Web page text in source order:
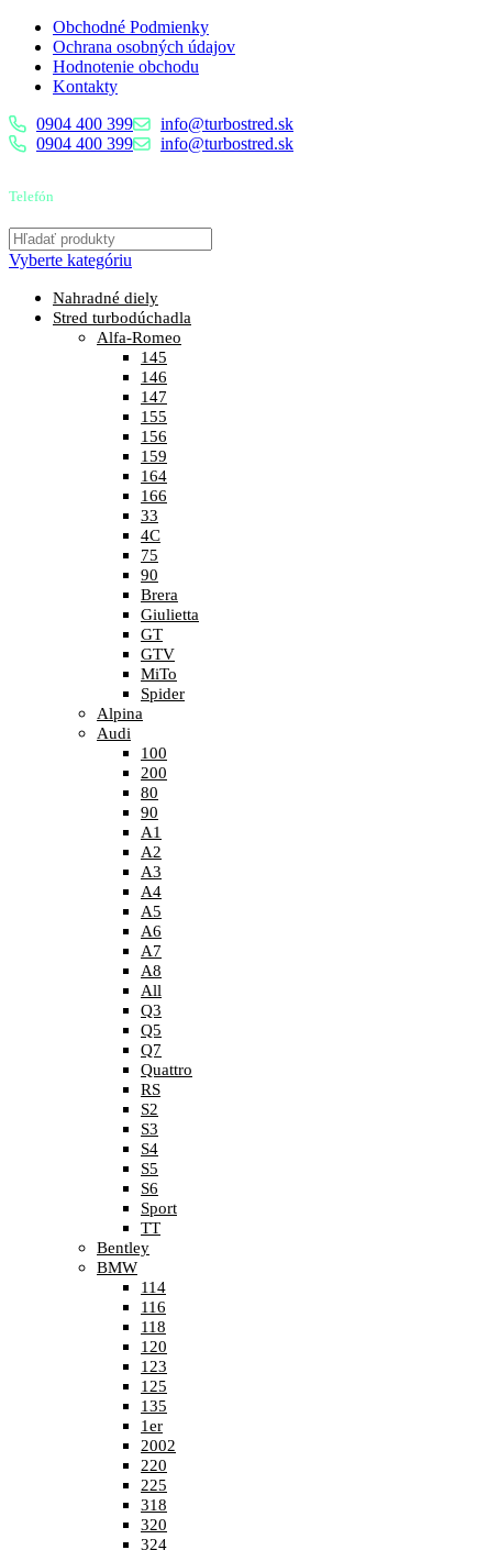
Obchodné Podmienky
Ochrana osobných údajov
Hodnotenie obchodu
Kontakty
0904 400 399
info@turbostred.sk
0904 400 399
info@turbostred.sk
Telefón
Vyberte kategóriu
Nahradné diely
Stred turbodúchadla
Alfa-Romeo
145
146
147
155
156
159
164
166
33
4C
75
90
Brera
Giulietta
GT
GTV
MiTo
Spider
Alpina
Audi
100
200
80
90
A1
A2
A3
A4
A5
A6
A7
A8
All
Q3
Q5
Q7
Quattro
RS
S2
S3
S4
S5
S6
Sport
TT
Bentley
BMW
114
116
118
120
123
125
135
1er
2002
220
225
318
320
324